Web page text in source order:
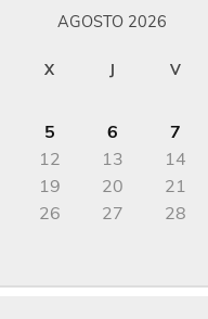
AGOSTO 2026
X J V
5 6 7
12 13 14
19 20 21
26 27 28